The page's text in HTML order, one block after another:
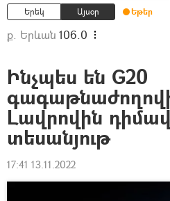
Երեկ Այսօր Եթեր
ք. Երևան 106.0
Ինչպես են G20
Լավրովին
տեսանյութ
17:41 13.11.2022